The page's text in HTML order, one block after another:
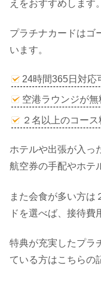
えをおすすめします。
プラチナカードはゴ
います。
24時間365日対応
空港ラウンジが無
２名以上のコー
ホテルや出張が入っ
航空券の手配やホテ
また会食が多い方は
ドを選べば、接待費
特典が充実したプラ
ている方はこちらの